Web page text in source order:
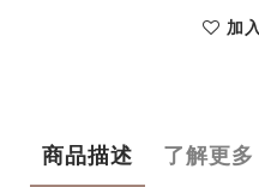
加
商品描述 了解更多